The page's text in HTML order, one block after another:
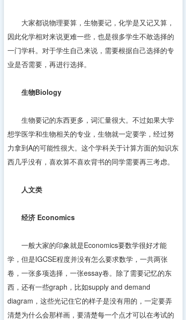
大家都说物理要算，生物要记，化学是又记又算，
因此化学相对来说更难一些，也是很多学生不敢选择的
一门学科。对于学生自己来说，需要根据自己选择的专
业是否需要，再进行选择。
生物Biology
生物要记的东西更多，词汇量很大。不过如果大学
想学医学和生物相关的专业，生物就一定要学，经过努
力拿到A的可能性很大。这个学科关于计算方面的知识东
西几乎没有，喜欢算不喜欢背书的同学需要再三考虑。
人文类
经济 Economics
一般大家的印象就是Economics要数学很好才能
学，但是IGCSE程度并没有怎么要求数学，一共两张
卷，一张多项选择，一张essay卷。除了需要记忆的东
西，还有一些graph，比如supply and demand
diagram，这些光记住它的样子是没有用的，一定要弄
清楚为什么会那样画，要清楚每一个点才可以在考试的